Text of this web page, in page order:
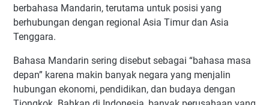
berbahasa Mandarin, terutama untuk posisi yang
berhubungan dengan regional Asia Timur dan Asia
Tenggara.
Bahasa Mandarin sering disebut sebagai “bahasa masa
depan” karena makin banyak negara yang menjalin
hubungan ekonomi, pendidikan, dan budaya dengan